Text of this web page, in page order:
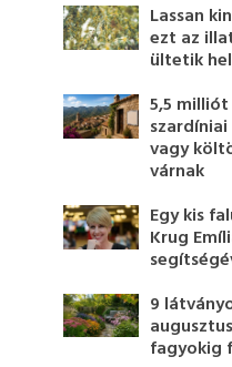
Lassan
ezt az
ültetik
5,5
vagy
várnak
Egy kis
Krug
9
fagyokig